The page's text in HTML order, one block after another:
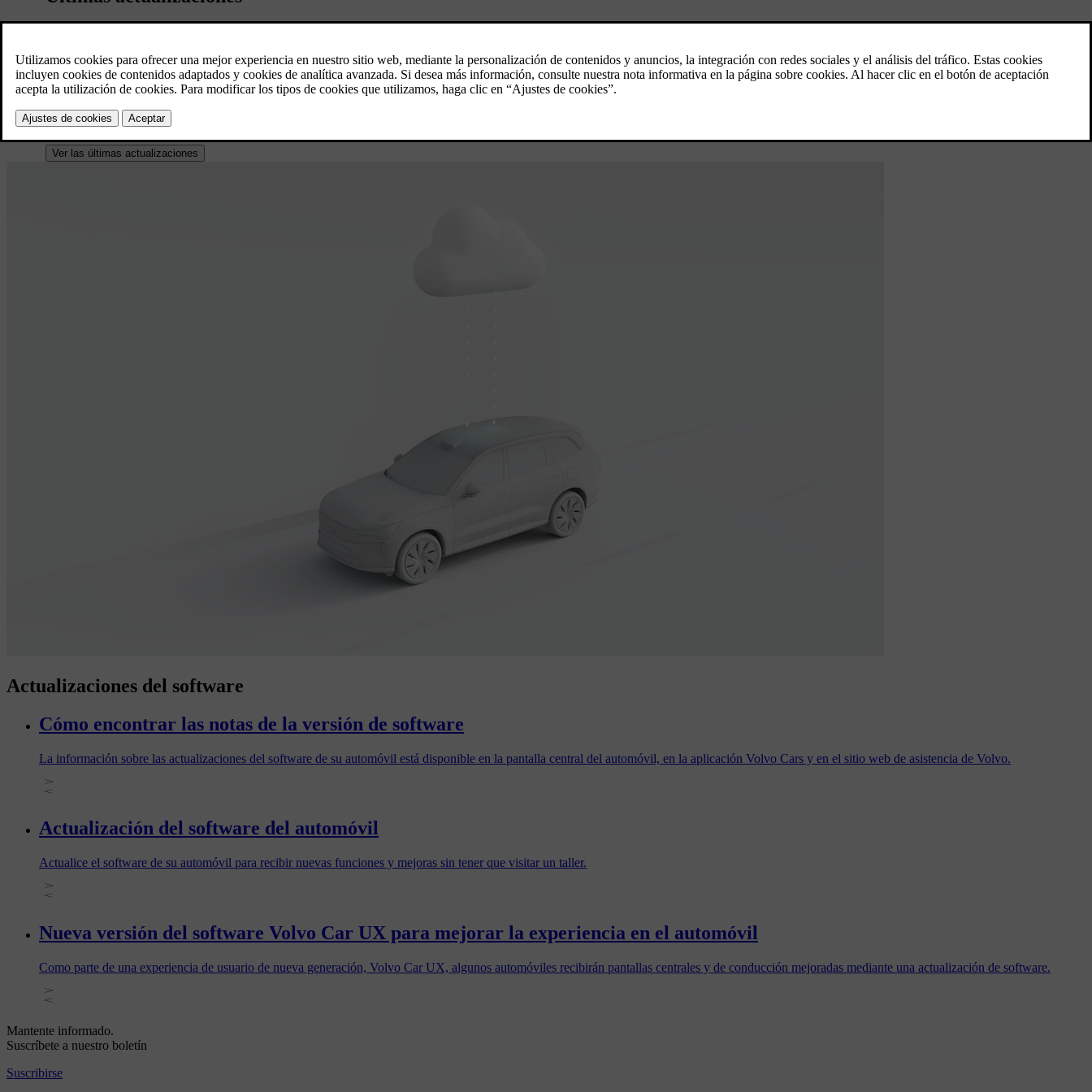
Averigüe qué mejoras se hicieron en la última actualización de sus autos
Ingrese el número VIN del automóvil
o
Ver las últimas actualizaciones
Actualizaciones del software
Cómo encontrar las notas de la versión de software
La información sobre las actualizaciones del software de su automóvil está disponible en la pantalla central del automóvil, en la aplicación Volvo Cars y en el sitio web de asistencia de Volvo.
Actualización del software del automóvil
Actualice el software de su automóvil para recibir nuevas funciones y mejoras sin tener que visitar un taller.
Nueva versión del software Volvo Car UX para mejorar la experiencia en el automóvil
Como parte de una experiencia de usuario de nueva generación, Volvo Car UX, algunos automóviles recibirán pantallas centrales y de conducción mejoradas mediante una actualización de software.